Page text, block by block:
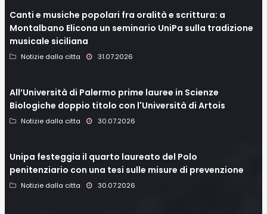
Canti e musiche popolari fra oralità e scrittura: a
Montalbano Elicona un seminario UniPa sulla tradizione
musicale siciliana
Notizie dalla citta 31.07.2026
All’Università di Palermo prime lauree in Scienze
Biologiche doppio titolo con l'Università di Artois
Notizie dalla citta 30.07.2026
Unipa festeggia il quarto laureato del Polo
penitenziario con una tesi sulle misure di prevenzione
Notizie dalla citta 30.07.2026